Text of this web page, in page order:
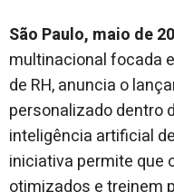
São Paulo, maio de
multinacional focada
de RH, anuncia o
personalizado dentro
inteligência artificial
iniciativa permite que
otimizados e treinem